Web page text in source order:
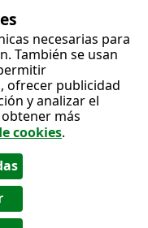
necesarias para
También se usan
ofrecer publicidad
y analizar el
más
cookies.